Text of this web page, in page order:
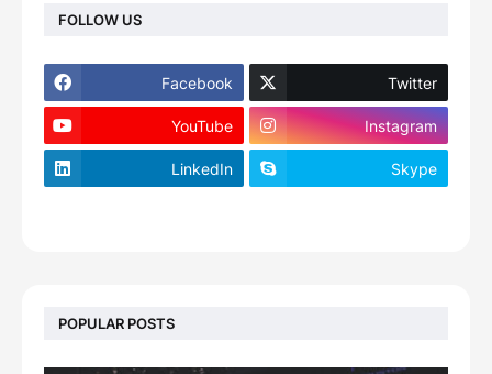
FOLLOW US
Facebook Twitter
YouTube Instagram
LinkedIn Skype
POPULAR POSTS